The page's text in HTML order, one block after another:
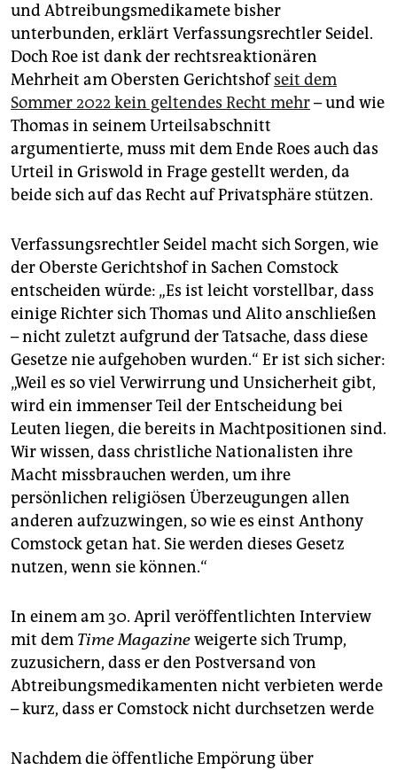
und Abtreibungsmedikamete bisher
unterbunden, erklärt Verfassungsrechtler Seidel.
Doch Roe ist dank der rechtsreaktionären
Mehrheit am Obersten Gerichtshofseit dem
Sommer 2022 kein geltendes Recht mehr– und wie
Thomas in seinem Urteilsabschnitt
argumentierte, muss mit dem Ende Roes auch das
Urteil in Griswold in Frage gestellt werden, da
beide sich auf das Recht auf Privatsphäre stützen.
Verfassungsrechtler Seidel macht sich Sorgen, wie
der Oberste Gerichtshof in Sachen Comstock
entscheiden würde: „Es ist leicht vorstellbar, dass
einige Richter sich Thomas und Alito anschließen
– nicht zuletzt aufgrund der Tatsache, dass diese
Gesetze nie aufgehoben wurden.“ Er ist sich sicher:
„Weil es so viel Verwirrung und Unsicherheit gibt,
wird ein immenser Teil der Entscheidung bei
Leuten liegen, die bereits in Machtpositionen sind.
Wir wissen, dass christliche Nationalisten ihre
Macht missbrauchen werden, um ihre
persönlichen religiösen Überzeugungen allen
anderen aufzuzwingen, so wie es einst Anthony
Comstock getan hat. Sie werden dieses Gesetz
nutzen, wenn sie können.“
In einem am 30. April veröffentlichten Interview
mit dem Time Magazineweigerte sich Trump,
zuzusichern, dass er den Postversand von
Abtreibungsmedikamenten nicht verbieten werde
– kurz, dass er Comstock nicht durchsetzen werde
Nachdem die öffentliche Empörung über